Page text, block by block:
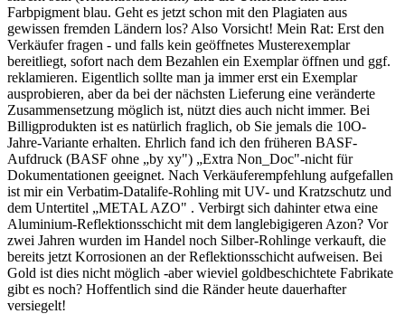
Farbpigment blau. Geht es jetzt schon mit den Plagiaten aus
gewissen fremden Ländern los? Also Vorsicht! Mein Rat: Erst den
Verkäufer fragen - und falls kein geöffnetes Musterexemplar
bereitliegt, sofort nach dem Bezahlen ein Exemplar öffnen und ggf.
reklamieren. Eigentlich sollte man ja immer erst ein Exemplar
ausprobieren, aber da bei der nächsten Lieferung eine veränderte
Zusammensetzung möglich ist, nützt dies auch nicht immer. Bei
Billigprodukten ist es natürlich fraglich, ob Sie jemals die 10O-
Jahre-Variante erhalten. Ehrlich fand ich den früheren BASF-
Aufdruck (BASF ohne „by xy") „Extra Non_Doc"-nicht für
Dokumentationen geeignet. Nach Verkäuferempfehlung aufgefallen
ist mir ein Verbatim-Datalife-Rohling mit UV- und Kratzschutz und
dem Untertitel „METAL AZO" . Verbirgt sich dahinter etwa eine
Aluminium-Reflektionsschicht mit dem langlebigigeren Azon? Vor
zwei Jahren wurden im Handel noch Silber-Rohlinge verkauft, die
bereits jetzt Korrosionen an der Reflektionsschicht aufweisen. Bei
Gold ist dies nicht möglich -aber wieviel goldbeschichtete Fabrikate
gibt es noch? Hoffentlich sind die Ränder heute dauerhafter
versiegelt!